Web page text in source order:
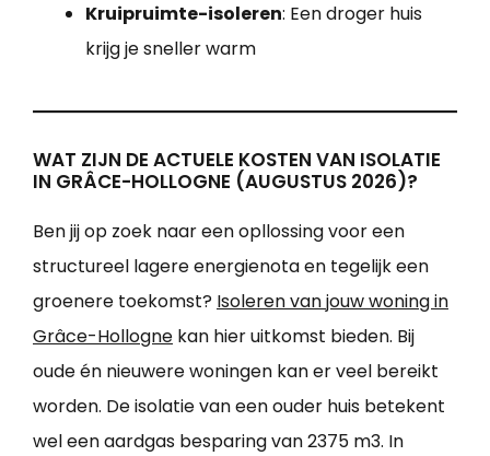
Kruipruimte-isoleren: Een droger huis
krijg je sneller warm
WAT ZIJN DE ACTUELE KOSTEN VAN ISOLATIE
IN GRÂCE-HOLLOGNE (AUGUSTUS 2026)?
Ben jij op zoek naar een opllossing voor een
structureel lagere energienota en tegelijk een
groenere toekomst? Isoleren van jouw woning in
Grâce-Hollogne kan hier uitkomst bieden. Bij
oude én nieuwere woningen kan er veel bereikt
worden. De isolatie van een ouder huis betekent
wel een aardgas besparing van 2375 m3. In